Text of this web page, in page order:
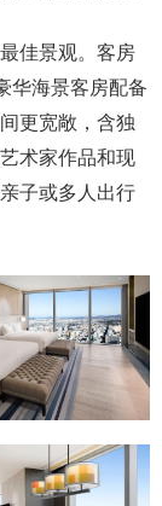
佳景观。客房
华海景客房配备
更宽敞，含独
术家作品和现
子或多人出行